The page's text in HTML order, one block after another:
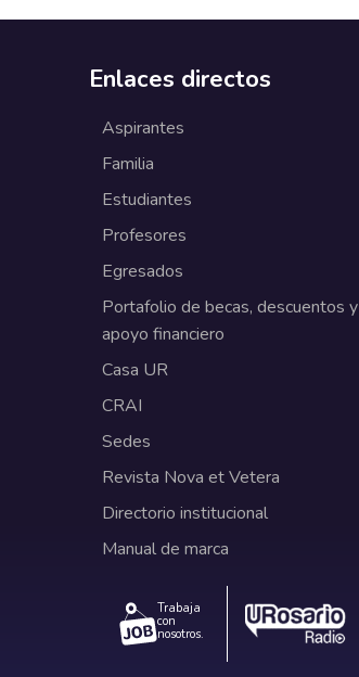
Enlaces directos
Aspirantes
Familia
Estudiantes
Profesores
Egresados
Portafolio de becas, descuentos y
apoyo financiero
Casa UR
CRAI
Sedes
Revista Nova et Vetera
Directorio institucional
Manual de marca
Trabaja
con
nosotros.